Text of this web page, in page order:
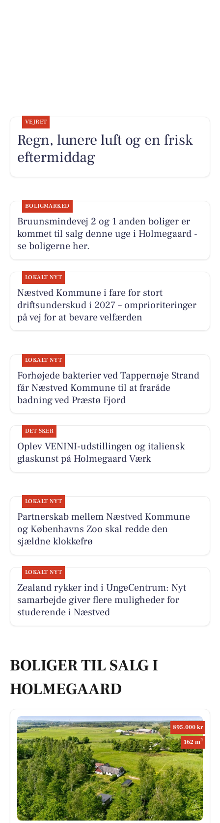
VEJRET
Regn, lunere luft og en frisk
eftermiddag
BOLIGMARKED
Bruunsmindevej 2 og 1 anden boliger er
kommet til salg denne uge i Holmegaard -
se boligerne her.
LOKALT NYT
Næstved Kommune i fare for stort
driftsunderskud i 2027 – omprioriteringer
på vej for at bevare velfærden
LOKALT NYT
Forhøjede bakterier ved Tappernøje Strand
får Næstved Kommune til at fraråde
badning ved Præstø Fjord
DET SKER
Oplev VENINI-udstillingen og italiensk
glaskunst på Holmegaard Værk
LOKALT NYT
Partnerskab mellem Næstved Kommune
og Københavns Zoo skal redde den
sjældne klokkefrø
LOKALT NYT
Zealand rykker ind i UngeCentrum: Nyt
samarbejde giver flere muligheder for
studerende i Næstved
BOLIGER TIL SALG I
HOLMEGAARD
895.000 kr
162 m2